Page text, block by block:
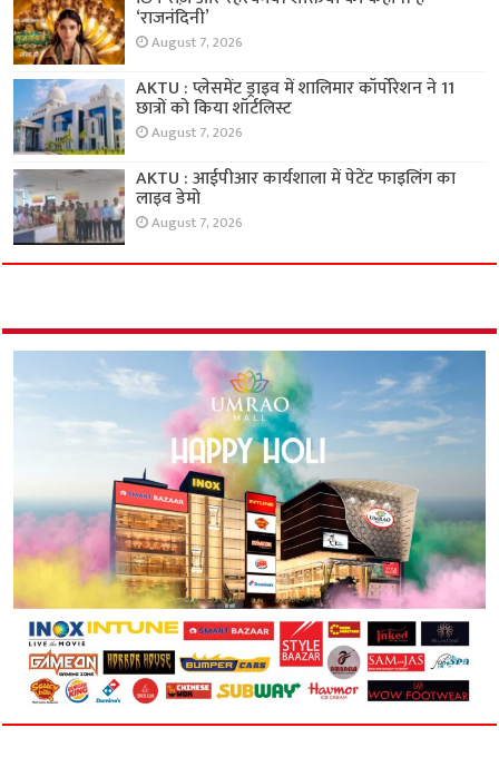
‘राजनंदिनी’
August 7, 2026
AKTU : प्लेसमेंट ड्राइव में शालिमार कॉर्पोरेशन ने 11
छात्रों को किया शॉर्टलिस्ट
August 7, 2026
AKTU : आईपीआर कार्यशाला में पेटेंट फाइलिंग का
लाइव डेमो
August 7, 2026